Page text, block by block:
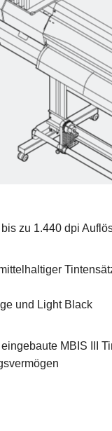
zu 1.440 dpi
und Light Black
MBIS III